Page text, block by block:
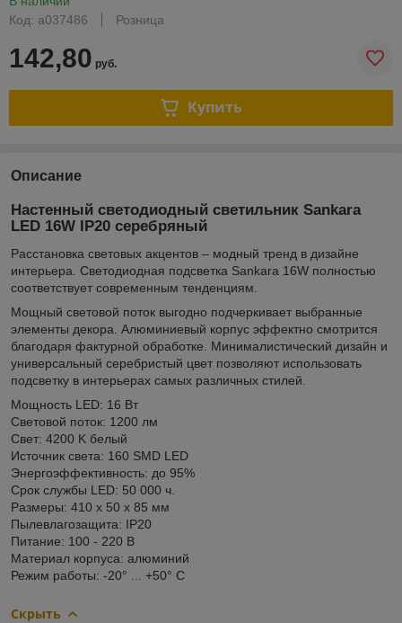
Код: a037486
Розница
142,80 руб.
Купить
Описание
Настенный светодиодный светильник Sankara
LED 16W IP20 серебряный
Расстановка световых акцентов – модный тренд в дизайне
интерьера. Светодиодная подсветка Sankara 16W полностью
соответствует современным тенденциям.
Мощный световой поток выгодно подчеркивает выбранные
элементы декора. Алюминиевый корпус эффектно смотрится
благодаря фактурной обработке. Минималистический дизайн и
универсальный серебристый цвет позволяют использовать
подсветку в интерьерах самых различных стилей.
Мощность LED: 16 Вт
Световой поток: 1200 лм
Свет: 4200 K белый
Источник света: 160 SMD LED
Энергоэффективность: до 95%
Срок службы LED: 50 000 ч.
Размеры: 410 х 50 х 85 мм
Пылевлагозащита: IР20
Питание: 100 - 220 В
Материал корпуса: алюминий
Режим работы: -20° ... +50° С
Скрыть